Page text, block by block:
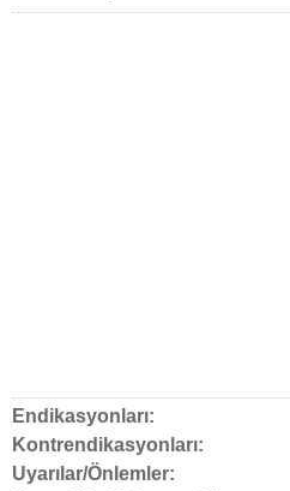
Endikasyonları:
Kontrendikasyonları:
Uyarılar/Önlemler: